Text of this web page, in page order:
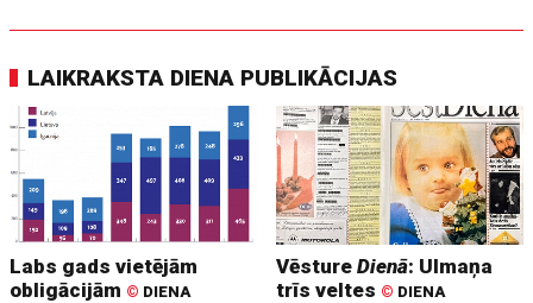
LAIKRAKSTA DIENA PUBLIKĀCIJAS
Labs gads vietējām
obligācijām © DIENA
VēstureDienā: Ulmaņa
trīs veltes © DIENA